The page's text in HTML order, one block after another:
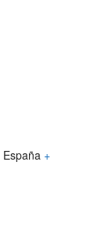
España +